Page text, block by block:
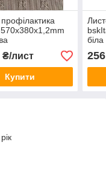
₴/лист
Купити
біла